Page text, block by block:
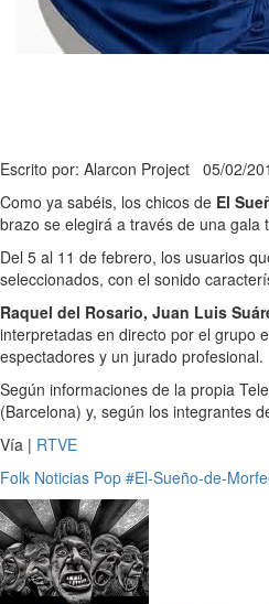
Escrito por: Alarcon Project 05/02/
Como ya sabéis, los chicos de El
brazo se elegirá a través de una
Del 5 al 11 de febrero, los usuarios
seleccionados, con el sonido
Raquel del Rosario, Juan Luis
interpretadas en directo por el grupo
espectadores y un jurado profesional.
Según informaciones de la propia
(Barcelona) y, según los integrantes
Vía | RTVE
Folk Noticias Pop #El-Sueño-de-